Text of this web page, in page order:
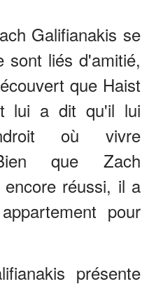
Galifianakis se
sont liés d'amitié,
que Haist
lui a dit qu'il lui
où vivre
que Zach
réussi, il a
pour
présente